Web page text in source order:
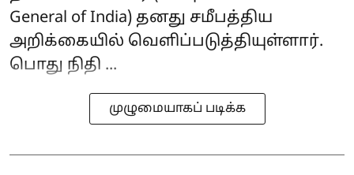
General of India) தனது சமீபத்திய
அறிக்கையில் வெளிப்படுத்தியுள்ளார்.
பொது நிதி ...
முழுமையாகப் படிக்க